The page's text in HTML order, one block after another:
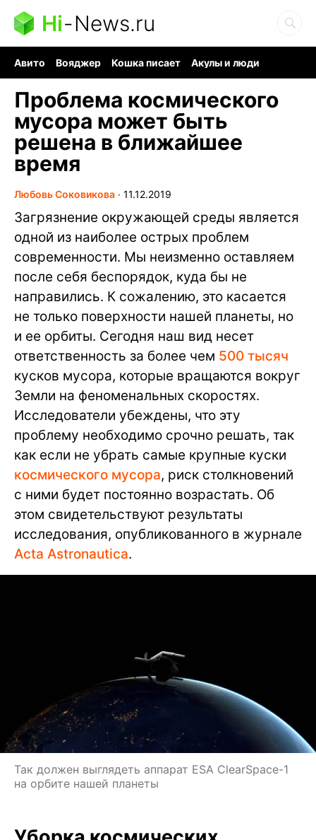
Hi-News.ru
Авито Вояджер Кошка писает
Акулы и люди
Проблема космического
мусора может быть
решена в ближайшее
время
Любовь Соковикова ∙ 11.12.2019
Загрязнение окружающей среды является
одной из наиболее острых проблем
современности. Мы неизменно оставляем
после себя беспорядок, куда бы не
направились. К сожалению, это касается
не только поверхности нашей планеты, но
и ее орбиты. Сегодня наш вид несет
ответственность за более чем 500 тысяч
кусков мусора, которые вращаются вокруг
Земли на феноменальных скоростях.
Исследователи убеждены, что эту
проблему необходимо срочно решать, так
как если не убрать самые крупные куски
космического мусора, риск столкновений
с ними будет постоянно возрастать. Об
этом свидетельствуют результаты
исследования, опубликованного в журнале
Acta Astronautica.
Так должен выглядеть аппарат ESA ClearSpace-1
на орбите нашей планеты